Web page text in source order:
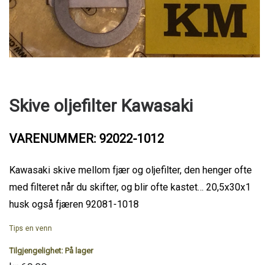
Skive oljefilter Kawasaki
VARENUMMER: 92022-1012
Kawasaki skive mellom fjær og oljefilter, den henger ofte
med filteret når du skifter, og blir ofte kastet… 20,5x30x1
husk også fjæren 92081-1018
Tips en venn
Tilgjengelighet: På lager